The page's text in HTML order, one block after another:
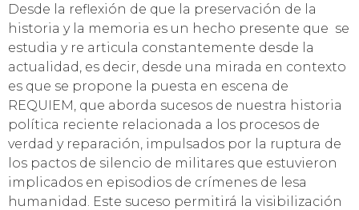
Desde la reflexión de que la preservación de la
historia y la memoria es un hecho presente que se
estudia y re articula constantemente desde la
actualidad, es decir, desde una mirada en contexto
es que se propone la puesta en escena de
REQUIEM, que aborda sucesos de nuestra historia
política reciente relacionada a los procesos de
verdad y reparación, impulsados por la ruptura de
los pactos de silencio de militares que estuvieron
implicados en episodios de crímenes de lesa
humanidad. Este suceso permitirá la visibilización